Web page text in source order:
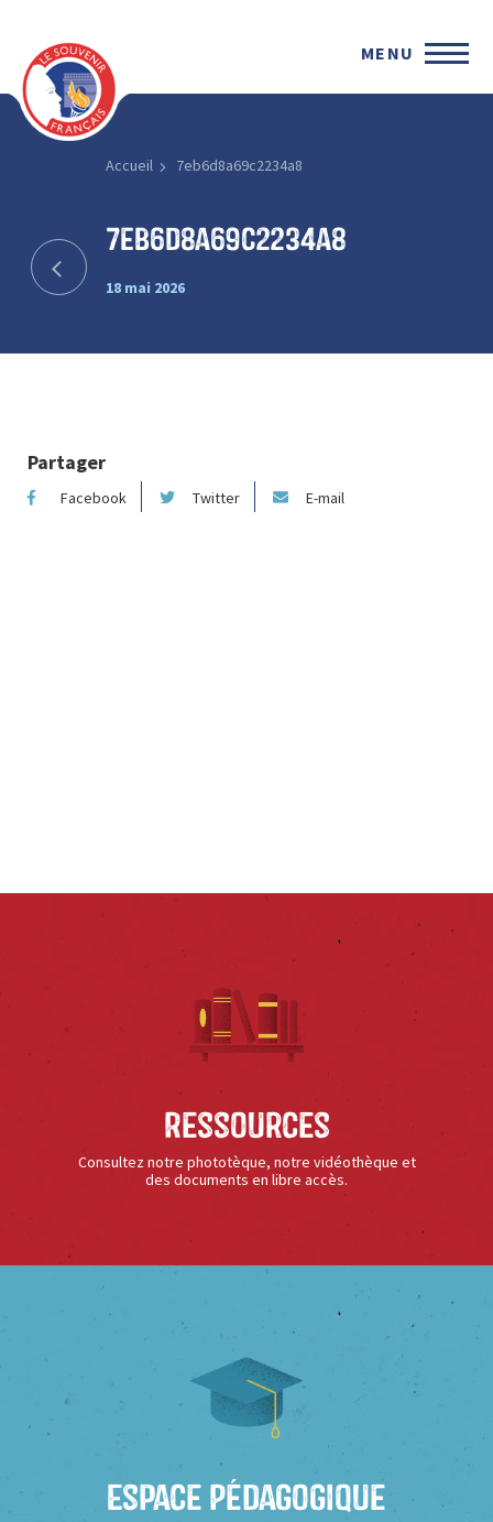
MENU
Accueil 7eb6d8a69c2234a8
7eb6d8a69c2234a8
18 mai 2026
Partager
Facebook Twitter E-mail
Ressources
Consultez notre phototèque, notre vidéothèque et
des documents en libre accès.
Espace Pédagogique